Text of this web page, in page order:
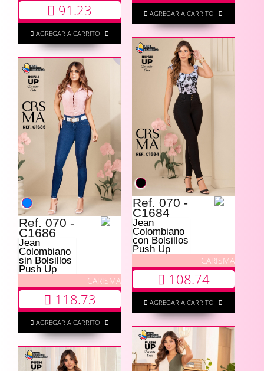
91.23
AGREGAR A CARRITO
AGREGAR A CARRITO
Ref. 070 -
C1684
Jean
Colombiano
con Bolsillos
Push Up
CARISMA
108.74
AGREGAR A CARRITO
Ref. 070 -
C1686
Jean
Colombiano
sin Bolsillos
Push Up
CARISMA
118.73
AGREGAR A CARRITO